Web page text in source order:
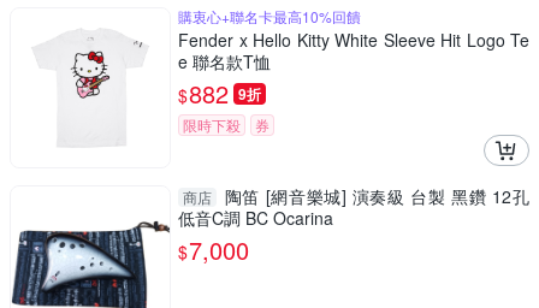
購衷心+聯名卡最高10%回饋
Fender x Hello Kitty White Sleeve Hit Logo Te
e 聯名款T恤
$882 9折
限時下殺 券
商店
陶笛 [網音樂城] 演奏級 台製 黑鑽 12孔
低音C調 BC Ocarina
$7,000